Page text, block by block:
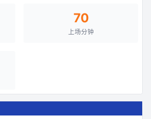
70
上场分钟